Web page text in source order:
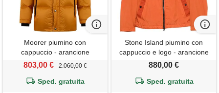
Moorer piumino con
cappuccio - arancione
803,00 € 2.060,00 €
Sped. gratuita
Stone Island piumino con
cappuccio e logo - arancione
880,00 €
Sped. gratuita